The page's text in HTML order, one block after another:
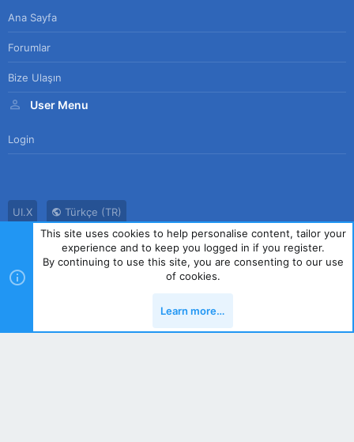
Ana Sayfa
Forumlar
Bize Ulaşın
User Menu
Login
UI.X
Türkçe (TR)
Bize Ulaşın
Kullanım Sözleşmesi Gizlilik Politikası
Yardım
Ana Sayfa
R
S
This site uses cookies to help personalise content, tailor your
experience and to keep you logged in if you register.
By continuing to use this site, you are consenting to our use
of cookies.
Learn more…